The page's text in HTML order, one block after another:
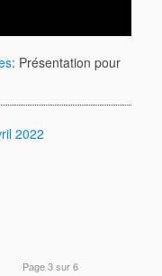
: Présentation pour
2022
Page 3 sur 6